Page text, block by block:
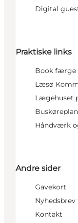
Digital
Praktiske links
Book færge
Læsø
Lægehuset
Håndværk
Andre sider
Gavekort
Kontakt